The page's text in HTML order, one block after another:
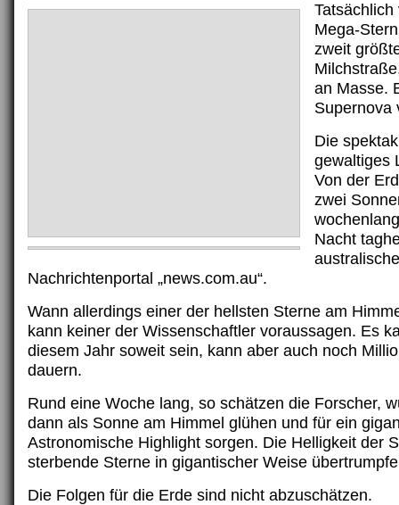
Mega-
zweit
an Masse.
Supernova
Die
gewaltiges
Von der
zwei
Nacht
australische
Nachrichtenportal „news.com.au“.
Wann allerdings einer der hellsten Sterne am
kann keiner der Wissenschaftler voraussagen. Es
diesem Jahr soweit sein, kann aber auch noch
dauern.
Rund eine Woche lang, so schätzen die Forscher,
dann als Sonne am Himmel glühen und für ein
Astronomische Highlight sorgen. Die Helligkeit der
sterbende Sterne in gigantischer Weise
Die Folgen für die Erde sind nicht abzuschätzen.